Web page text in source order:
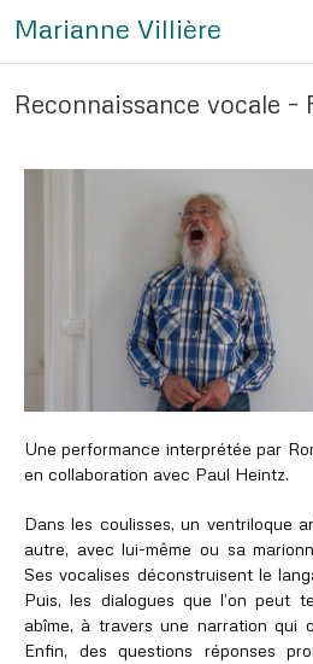
Marianne Villière
Reconnaissance vocale –
Une performance interprétée par
en collaboration avec Paul Heintz.
Dans les coulisses, un ventriloque
autre, avec lui-même ou sa
Ses vocalises déconstruisent le
Puis, les dialogues que l’on peut
abîme, à travers une narration qui
Enfin, des questions réponses